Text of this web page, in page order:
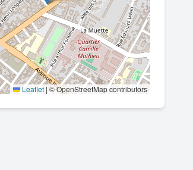
Leaflet | © OpenStreetMap contributors